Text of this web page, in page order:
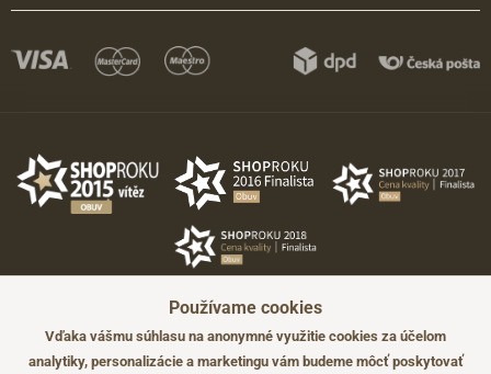
Používame cookies
Vďaka vášmu súhlasu na anonymné využitie cookies za účelom
analytiky, personalizácie a marketingu vám budeme môcť poskytovať